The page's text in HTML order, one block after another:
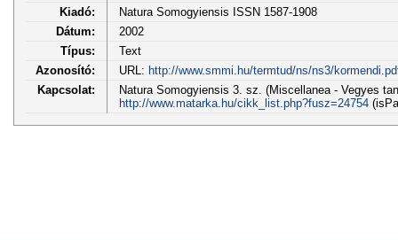
Kiadó:
Natura Somogyiensis ISSN 1587-1908
Dátum:
2002
Típus:
Text
Azonosító:
URL: http://www.smmi.hu/termtud/ns/ns3/
Kapcsolat:
Natura Somogyiensis 3. sz. (Miscellanea - Vegyes
http://www.matarka.hu/cikk_list.php?fusz=24754